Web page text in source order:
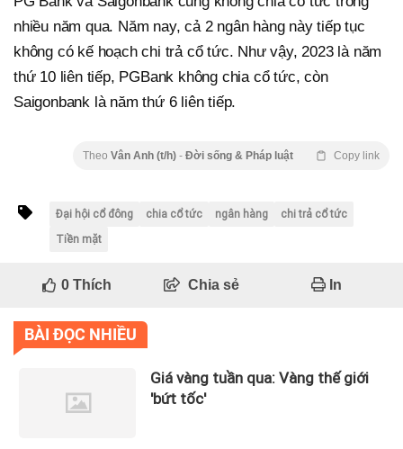
nhiều năm qua. Năm nay, cả 2 ngân hàng này tiếp tục
không có kế hoạch chi trả cổ tức. Như vậy, 2023 là năm
thứ 10 liên tiếp, PGBank không chia cổ tức, còn
Saigonbank là năm thứ 6 liên tiếp.
Theo Vân Anh (t/h) - Đời sống & Pháp luật Copy link
Đại hội cổ đông chia cổ tức ngân hàng
chi trả cổ tức
Tiền mặt
0Thích Chia sẻ In
BÀI ĐỌC NHIỀU
Giá vàng tuần qua: Vàng thế giới
'bứt tốc'